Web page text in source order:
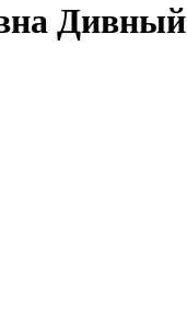
Дивный